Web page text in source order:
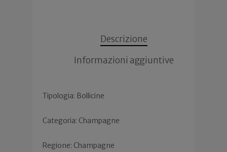
Descrizione
Informazioni aggiuntive
Tipologia: Bollicine
Categoria: Champagne
Regione: Champagne